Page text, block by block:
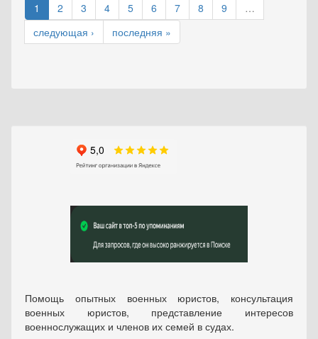
1 2 3 4 5 6 7 8 9
…
следующая ›
последняя »
Помощь опытных военных юристов, консультация
военных юристов, представление интересов
военнослужащих и членов их семей в судах.